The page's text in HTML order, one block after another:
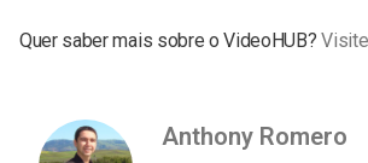
Quer saber mais sobre o VideoHUB?
Anthony Romero